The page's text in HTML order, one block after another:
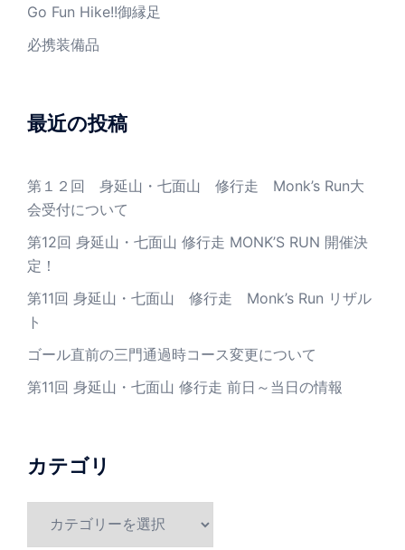
Go Fun Hike!!御縁足
必携装備品
最近の投稿
第１２回 身延山・七面山 修行走 Monk’s Run大
会受付について
第12回 身延山・七面山 修行走 MONK’S RUN 開催決
定！
第11回 身延山・七面山 修行走 Monk’s Run リザル
ト
ゴール直前の三門通過時コース変更について
第11回 身延山・七面山 修行走 前日～当日の情報
カテゴリ